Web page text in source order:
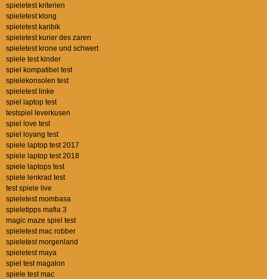
spieletest kriterien
spieletest klong
spieletest karibik
spieletest kurier des zaren
spieletest krone und schwert
spiele test kinder
spiel kompatibel test
spielekonsolen test
spieletest linke
spiel laptop test
testspiel leverkusen
spiel love test
spiel loyang test
spiele laptop test 2017
spiele laptop test 2018
spiele laptops test
spiele lenkrad test
test spiele live
spieletest mombasa
spieletipps mafia 3
magic maze spiel test
spieletest mac robber
spieletest morgenland
spieletest maya
spiel test magalon
spiele test mac